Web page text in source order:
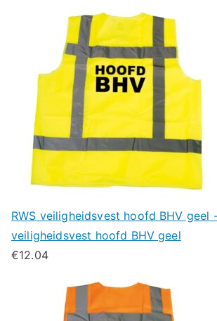
RWS veiligheidsvest hoofd BHV geel
veiligheidsvest hoofd BHV geel
€12.04